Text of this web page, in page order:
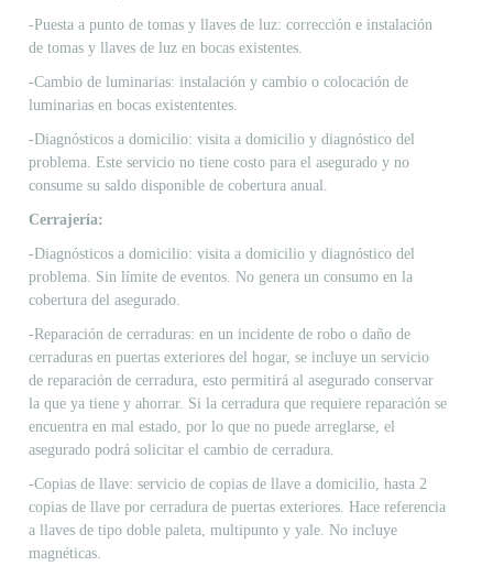
-Puesta a punto de tomas y llaves de luz: corrección e instalación
de tomas y llaves de luz en bocas existentes.
-Cambio de luminarias: instalación y cambio o colocación de
luminarias en bocas existententes.
-Diagnósticos a domicilio: visita a domicilio y diagnóstico del
problema. Este servicio no tiene costo para el asegurado y no
consume su saldo disponible de cobertura anual.
Cerrajería:
-Diagnósticos a domicilio: visita a domicilio y diagnóstico del
problema. Sin límite de eventos. No genera un consumo en la
cobertura del asegurado.
-Reparación de cerraduras: en un incidente de robo o daño de
cerraduras en puertas exteriores del hogar, se incluye un servicio
de reparación de cerradura, esto permitirá al asegurado conservar
la que ya tiene y ahorrar. Si la cerradura que requiere reparación se
encuentra en mal estado, por lo que no puede arreglarse, el
asegurado podrá solicitar el cambio de cerradura.
-Copias de llave: servicio de copias de llave a domicilio, hasta 2
copias de llave por cerradura de puertas exteriores. Hace referencia
a llaves de tipo doble paleta, multipunto y yale. No incluye
magnéticas.